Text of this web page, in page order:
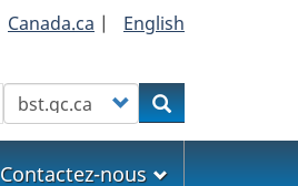
Canada.ca | English
Customize your searchRechercher
Contactez-nous